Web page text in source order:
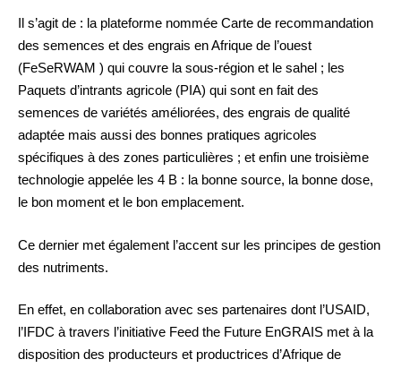
Il s’agit de : la plateforme nommée Carte de recommandation
des semences et des engrais en Afrique de l’ouest
(FeSeRWAM ) qui couvre la sous-région et le sahel ; les
Paquets d’intrants agricole (PIA) qui sont en fait des
semences de variétés améliorées, des engrais de qualité
adaptée mais aussi des bonnes pratiques agricoles
spécifiques à des zones particulières ; et enfin une troisième
technologie appelée les 4 B : la bonne source, la bonne dose,
le bon moment et le bon emplacement.
Ce dernier met également l’accent sur les principes de gestion
des nutriments.
En effet, en collaboration avec ses partenaires dont l’USAID,
l’IFDC à travers l’initiative Feed the Future EnGRAIS met à la
disposition des producteurs et productrices d’Afrique de